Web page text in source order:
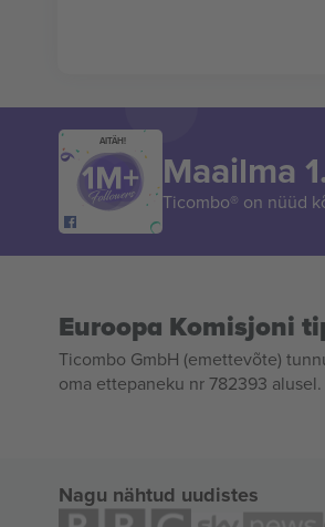
AITÄH!
Maailma
Ticombo® on nüüd
Euroopa Komisjoni
Ticombo GmbH (emettevõte)
oma ettepaneku nr 782393 alusel.
Nagu nähtud uudistes